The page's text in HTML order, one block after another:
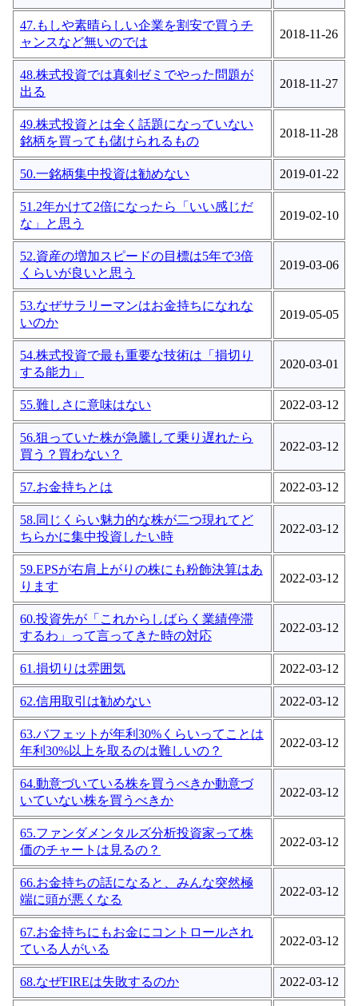
47.もしや素晴らしい企業を割安で買うチ
ャンスなど無いのでは
2018-11-26
48.株式投資では真剣ゼミでやった問題が
出る
2018-11-27
49.株式投資とは全く話題になっていない
銘柄を買っても儲けられるもの
2018-11-28
50.一銘柄集中投資は勧めない 2019-01-22
51.2年かけて2倍になったら「いい感じだ
な」と思う
2019-02-10
52.資産の増加スピードの目標は5年で3倍
くらいが良いと思う
2019-03-06
53.なぜサラリーマンはお金持ちになれな
いのか
2019-05-05
54.株式投資で最も重要な技術は「損切り
する能力」
2020-03-01
55.難しさに意味はない 2022-03-12
56.狙っていた株が急騰して乗り遅れたら
買う？買わない？
2022-03-12
57.お金持ちとは 2022-03-12
58.同じくらい魅力的な株が二つ現れてど
ちらかに集中投資したい時
2022-03-12
59.EPSが右肩上がりの株にも粉飾決算はあ
ります
2022-03-12
60.投資先が「これからしばらく業績停滞
するわ」って言ってきた時の対応
2022-03-12
61.損切りは雰囲気 2022-03-12
62.信用取引は勧めない 2022-03-12
63.バフェットが年利30%くらいってことは
年利30%以上を取るのは難しいの？
2022-03-12
64.動意づいている株を買うべきか動意づ
いていない株を買うべきか
2022-03-12
65.ファンダメンタルズ分析投資家って株
価のチャートは見るの？
2022-03-12
66.お金持ちの話になると、みんな突然極
端に頭が悪くなる
2022-03-12
67.お金持ちにもお金にコントロールされ
ている人がいる
2022-03-12
68.なぜFIREは失敗するのか 2022-03-12